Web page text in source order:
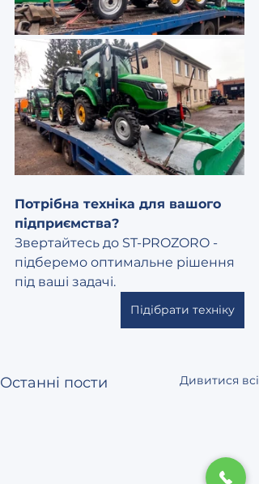
Потрібна техніка для вашого
підприємства?
Звертайтесь до ST-PROZORO -
підберемо оптимальне рішення
під ваші задачі.
Підібрати техніку
Останні пости Дивитися всі